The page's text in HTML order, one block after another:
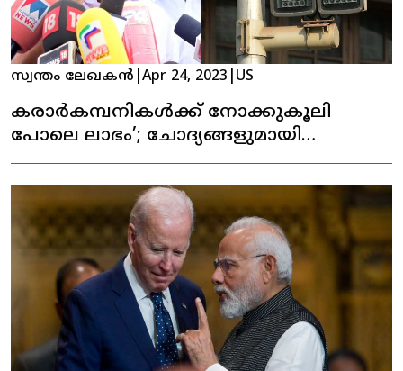
സ്വന്തം ലേഖകൻ Apr 24, 2023 US
കരാര്‍കമ്പനികള്‍ക്ക് നോക്കുകൂലി
പോലെ ലാഭം’; ചോദ്യങ്ങളുമായി
പ്രതിപക്ഷ നേതാവ്